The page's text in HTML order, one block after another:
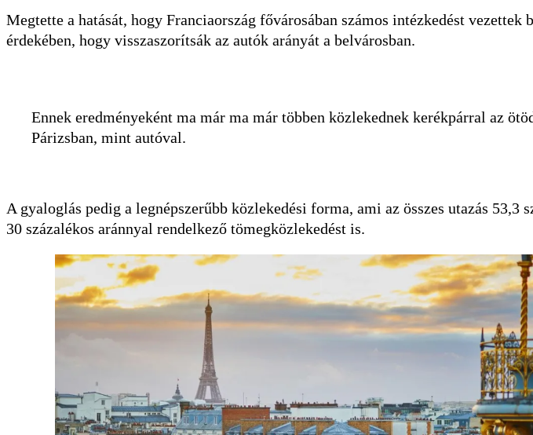
Megtette a hatását, hogy Franciaország fővárosában számos intézkedést vezettek
érdekében, hogy visszaszorítsák az autók arányát a belvárosban.
Ennek eredményeként ma már ma már többen közlekednek kerékpárral az
Párizsban, mint autóval.
A gyaloglás pedig a legnépszerűbb közlekedési forma, ami az összes utazás 53,3
30 százalékos aránnyal rendelkező tömegközlekedést is.